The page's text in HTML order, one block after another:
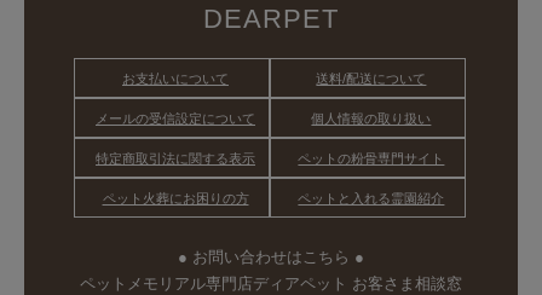
DEARPET
お支払いについて 送料/配送について
メールの受信設定について 個人情報の取り扱い
特定商取引法に関する表示 ペットの粉骨専門サイト
ペット火葬にお困りの方 ペットと入れる霊園紹介
● お問い合わせはこちら ●
ペットメモリアル専門店ディアペット お客さま相談窓